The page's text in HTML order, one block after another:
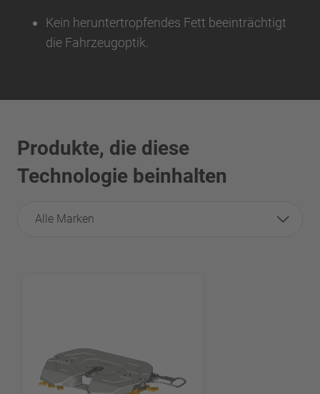
Kein heruntertropfendes Fett beeinträchtigt
die Fahrzeugoptik.
Produkte, die diese
Technologie beinhalten
Alle Marken